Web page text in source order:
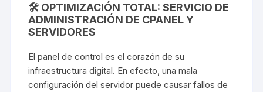
🛠️ OPTIMIZACIÓN TOTAL: SERVICIO DE
ADMINISTRACIÓN DE CPANEL Y
SERVIDORES
El panel de control es el corazón de su
infraestructura digital. En efecto, una mala
configuración del servidor puede causar fallos de